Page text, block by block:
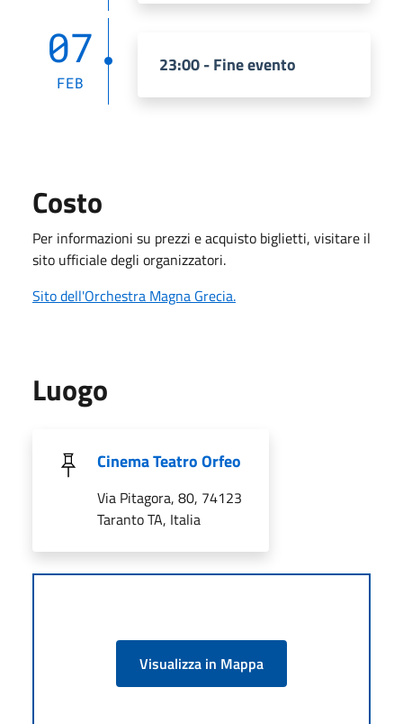
07
FEB
23:00 - Fine evento
Costo
Per informazioni su prezzi e acquisto biglietti, visitare il
sito ufficiale degli organizzatori.
Sito dell'Orchestra Magna Grecia.
Luogo
Cinema Teatro Orfeo
Via Pitagora, 80, 74123
Taranto TA, Italia
Visualizza in Mappa